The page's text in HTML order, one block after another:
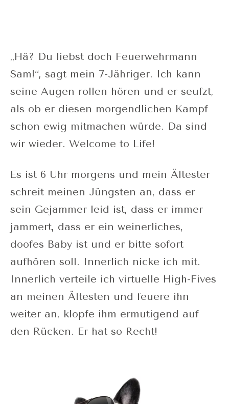
„Hä? Du liebst doch Feuerwehrmann
Sam!“, sagt mein 7-Jähriger. Ich kann
seine Augen rollen hören und er seufzt,
als ob er diesen morgendlichen Kampf
schon ewig mitmachen würde. Da sind
wir wieder. Welcome to Life!
Es ist 6 Uhr morgens und mein Ältester
schreit meinen Jüngsten an, dass er
sein Gejammer leid ist, dass er immer
jammert, dass er ein weinerliches,
doofes Baby ist und er bitte sofort
aufhören soll. Innerlich nicke ich mit.
Innerlich verteile ich virtuelle High-Fives
an meinen Ältesten und feuere ihn
weiter an, klopfe ihm ermutigend auf
den Rücken. Er hat so Recht!